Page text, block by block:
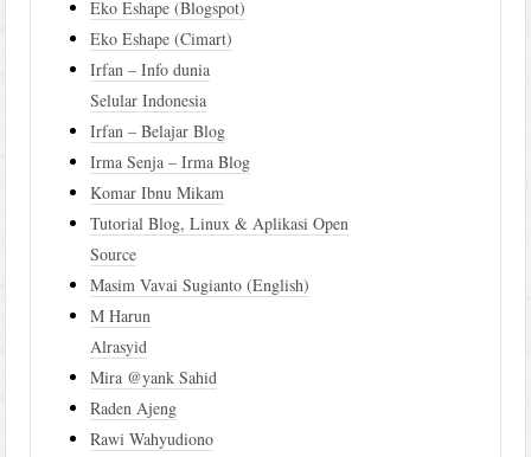
Eko Eshape (Blogspot)
Eko Eshape (Cimart)
Irfan – Info dunia
Selular Indonesia
Irfan – Belajar Blog
Irma Senja – Irma Blog
Komar Ibnu Mikam
Tutorial Blog, Linux & Aplikasi Open
Source
Masim Vavai Sugianto (English)
M Harun
Alrasyid
Mira @yank Sahid
Raden Ajeng
Rawi Wahyudiono